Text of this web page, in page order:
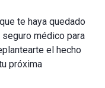
te haya quedado
médico para
el hecho
próxima